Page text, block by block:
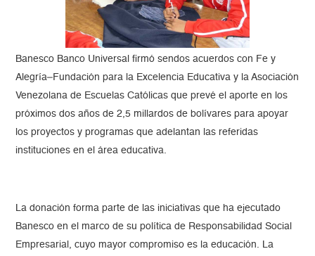
Banesco Banco Universal firmó sendos acuerdos con Fe y
Alegría–Fundación para la Excelencia Educativa y la Asociación
Venezolana de Escuelas Católicas que prevé el aporte en los
próximos dos años de 2,5 millardos de bolívares para apoyar
los proyectos y programas que adelantan las referidas
instituciones en el área educativa.
La donación forma parte de las iniciativas que ha ejecutado
Banesco en el marco de su política de Responsabilidad Social
Empresarial, cuyo mayor compromiso es la educación. La